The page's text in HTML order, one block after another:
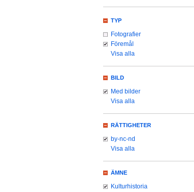
TYP
Fotografier
Föremål
Visa alla
BILD
Med bilder
Visa alla
RÄTTIGHETER
by-nc-nd
Visa alla
ÄMNE
Kulturhistoria